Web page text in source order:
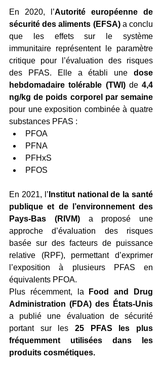
En 2020, l’Autorité européenne de
sécurité des aliments (EFSA) a conclu
que les effets sur le système
immunitaire représentent le paramètre
critique pour l’évaluation des risques
des PFAS. Elle a établi une dose
hebdomadaire tolérable (TWI) de 4,4
ng/kg de poids corporel par semaine
pour une exposition combinée à quatre
substances PFAS :
PFOA
PFNA
PFHxS
PFOS
En 2021, l’ Institut national de la santé
publique et de l’environnement des
Pays-Bas (RIVM) a proposé une
approche d’évaluation des risques
basée sur des facteurs de puissance
relative (RPF), permettant d’exprimer
l’exposition à plusieurs PFAS en
équivalents PFOA.
Plus récemment, la
Food and Drug
Administration (FDA) des États-Unis
a publié une évaluation de sécurité
portant sur les 25 PFAS les plus
fréquemment utilisées dans les
produits cosmétiques.